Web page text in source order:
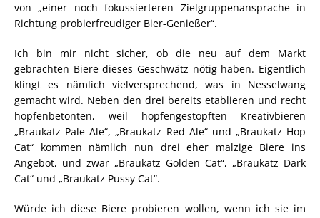
von „einer noch fokussierteren Zielgruppenansprache in
Richtung probierfreudiger Bier-Genießer“.
Ich bin mir nicht sicher, ob die neu auf dem Markt
gebrachten Biere dieses Geschwätz nötig haben. Eigentlich
klingt es nämlich vielversprechend, was in Nesselwang
gemacht wird. Neben den drei bereits etablieren und recht
hopfenbetonten, weil hopfengestopften Kreativbieren
„Braukatz Pale Ale“, „Braukatz Red Ale“ und „Braukatz Hop
Cat“ kommen nämlich nun drei eher malzige Biere ins
Angebot, und zwar „Braukatz Golden Cat“, „Braukatz Dark
Cat“ und „Braukatz Pussy Cat“.
Würde ich diese Biere probieren wollen, wenn ich sie im